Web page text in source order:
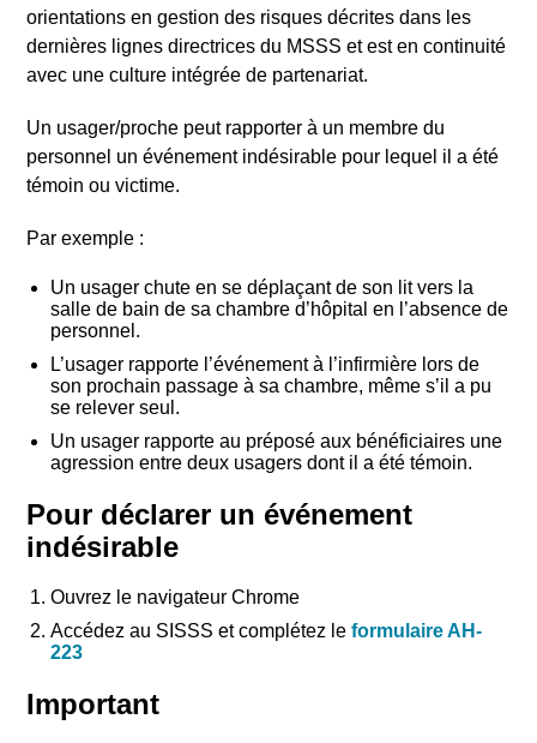
orientations en gestion des risques décrites dans les
dernières lignes directrices du MSSS et est en continuité
avec une culture intégrée de partenariat.
Un usager/proche peut rapporter à un membre du
personnel un événement indésirable pour lequel il a été
témoin ou victime.
Par exemple :
Un usager chute en se déplaçant de son lit vers la
salle de bain de sa chambre d’hôpital en l’absence de
personnel.
L’usager rapporte l’événement à l’infirmière lors de
son prochain passage à sa chambre, même s’il a pu
se relever seul.
Un usager rapporte au préposé aux bénéficiaires une
agression entre deux usagers dont il a été témoin.
Pour déclarer un événement
indésirable
Ouvrez le navigateur Chrome
Accédez au SISSS et complétez leformulaire AH-
223
Important